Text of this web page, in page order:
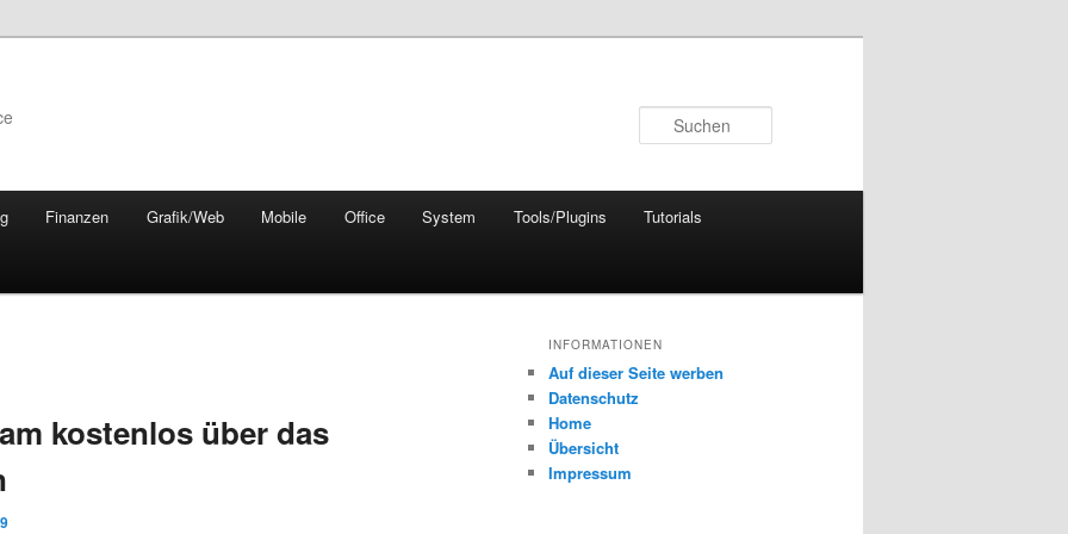
Finanzen Grafik/Web Mobile Office System Tools/Plugins Tutorials
kostenlos über das
INFORMATIONEN
Auf dieser Seite werben
Datenschutz
Home
Übersicht
Impressum